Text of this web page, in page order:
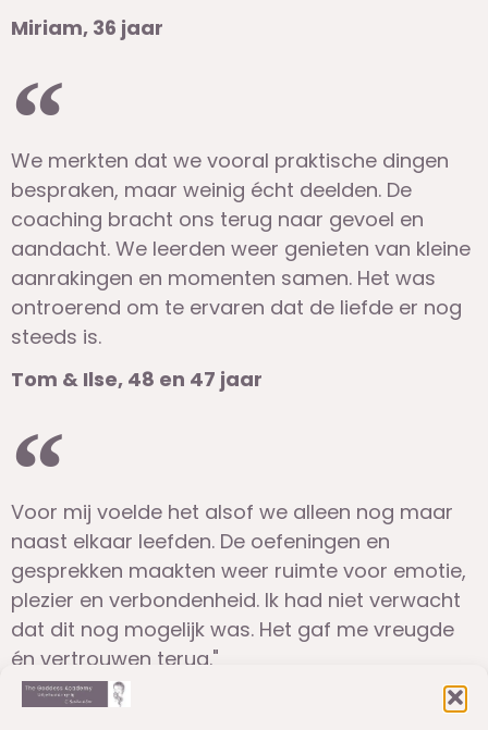
Miriam, 36 jaar
We merkten dat we vooral praktische dingen
bespraken, maar weinig écht deelden. De
coaching bracht ons terug naar gevoel en
aandacht. We leerden weer genieten van kleine
aanrakingen en momenten samen. Het was
ontroerend om te ervaren dat de liefde er nog
steeds is.
Tom & Ilse, 48 en 47 jaar
Voor mij voelde het alsof we alleen nog maar
naast elkaar leefden. De oefeningen en
gesprekken maakten weer ruimte voor emotie,
plezier en verbondenheid. Ik had niet verwacht
dat dit nog mogelijk was. Het gaf me vreugde
én vertrouwen terug."
Dirk, 58 jaar